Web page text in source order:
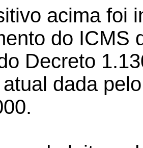
acima foi
do ICMS
Decreto
dada